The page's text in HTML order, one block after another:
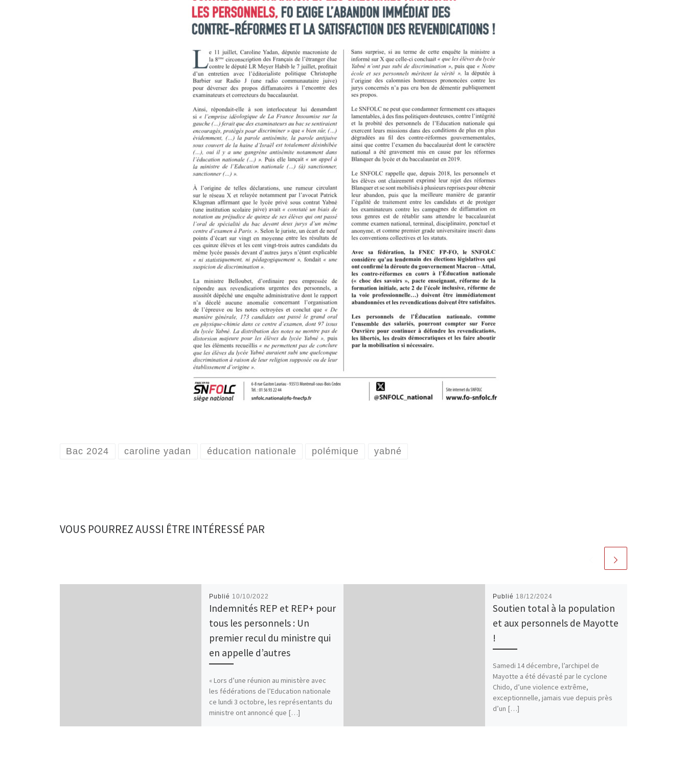
Bac 2024 caroline yadan éducation nationale polémique yabné
VOUS POURREZ AUSSI ÊTRE INTÉRESSÉ PAR
Publié 10/10/2022
Indemnités REP et REP+ pour
tous les personnels : Un
premier recul du ministre qui
en appelle d’autres
« Lors d’une réunion au ministère avec
les fédérations de l’Education nationale
ce lundi 3 octobre, les représentants du
ministre ont annoncé que […]
Publié 18/12/2024
Soutien total à la population
et aux personnels de Mayotte
!
Samedi 14 décembre, l’archipel de
Mayotte a été dévasté par le cyclone
Chido, d’une violence extrême,
exceptionnelle, jamais vue depuis près
d’un […]